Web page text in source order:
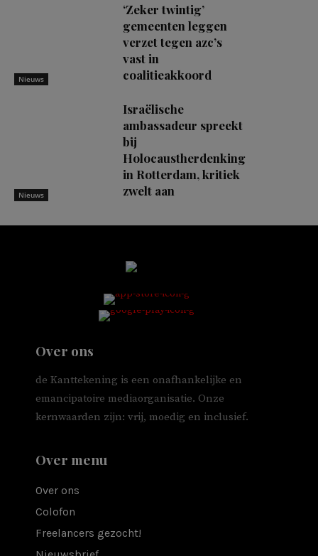
Nieuws
‘Zeker twintig’
gemeenten leggen
verzet tegen azc’s
vast in
coalitieakkoord
Nieuws
Israëlische
ambassadeur spreekt
bij
Holocaustherdenking
in Rotterdam, kritiek
zwelt aan
Over ons
de Kanttekening is een onafhankelijke en
emancipatoire mediaorganisatie. Onze
kernwaarden zijn: vrij, moedig en inclusief.
Over menu
Over ons
Colofon
Freelancers gezocht!